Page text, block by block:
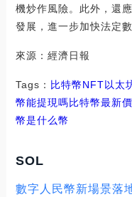
機炒作風險。此外，還
發展，進一步加快法定
來源：經濟日報
Tags： 比特幣NFT以太
幣能提現嗎比特幣最新
幣是什么幣
SOL
數字人民幣新場景落